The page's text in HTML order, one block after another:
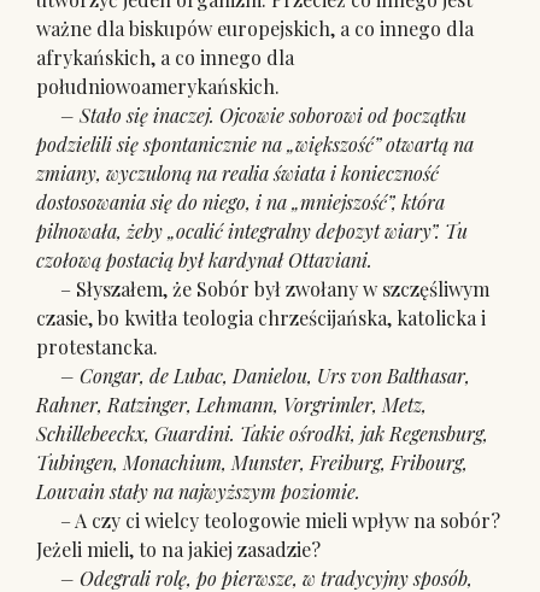
ważne dla biskupów europejskich, a co innego dla
afrykańskich, a co innego dla
południowoamerykańskich.
– Stało się inaczej. Ojcowie soborowi od początku
podzielili się spontanicznie na „większość” otwartą na
zmiany, wyczuloną na realia świata i konieczność
dostosowania się do niego, i na „mniejszość”, która
pilnowała, żeby „ocalić integralny depozyt wiary”. Tu
czołową postacią był kardynał Ottaviani.
– Słyszałem, że Sobór był zwołany w szczęśliwym
czasie, bo kwitła teologia chrześcijańska, katolicka i
protestancka.
– Congar, de Lubac, Danielou, Urs von Balthasar,
Rahner, Ratzinger, Lehmann, Vorgrimler, Metz,
Schillebeeckx, Guardini. Takie ośrodki, jak Regensburg,
Tubingen, Monachium, Munster, Freiburg, Fribourg,
Louvain stały na najwyższym poziomie.
– A czy ci wielcy teologowie mieli wpływ na sobór?
Jeżeli mieli, to na jakiej zasadzie?
– Odegrali rolę, po pierwsze, w tradycyjny sposób,